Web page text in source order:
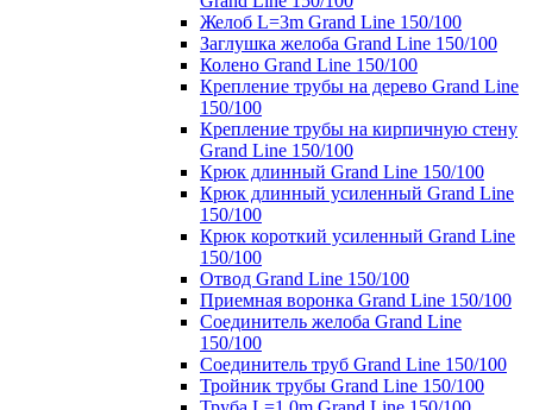
Желоб L=3m Grand Line 150/100
Заглушка желоба Grand Line 150/100
Колено Grand Line 150/100
Крепление трубы на дерево Grand Line
150/100
Крепление трубы на кирпичную стену
Grand Line 150/100
Крюк длинный Grand Line 150/100
Крюк длинный усиленный Grand Line
150/100
Крюк короткий усиленный Grand Line
150/100
Отвод Grand Line 150/100
Приемная воронка Grand Line 150/100
Соединитель желоба Grand Line
150/100
Соединитель труб Grand Line 150/100
Тройник трубы Grand Line 150/100